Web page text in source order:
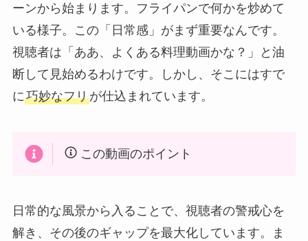
ーンから始まります。フライパンで何かを炒めて
いる様子。この「日常感」がまず重要なんです。
視聴者は「ああ、よくある料理動画かな？」と油
断して見始めるわけです。しかし、そこにはすで
に巧妙なフリが仕込まれています。
この動画のポイント
日常的な風景から入ることで、視聴者の警戒心を
解き、その後のギャップを最大化しています。ま